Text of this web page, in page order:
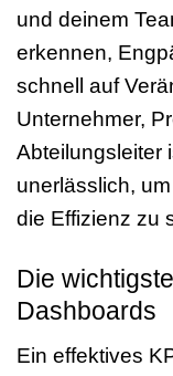
und deinem
erkennen,
schnell auf
Unternehmer,
Abteilungsleiter
unerlässlich,
die Effizienz zu
Die
Dashboards
Ein effektives